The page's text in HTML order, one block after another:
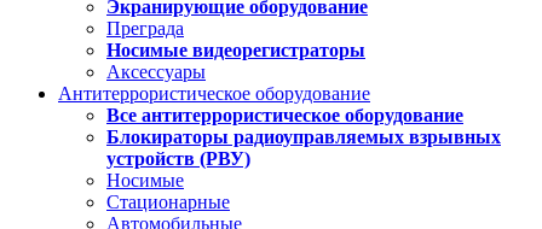
Экранирующие оборудование
Преграда
Носимые видеорегистраторы
Аксессуары
Антитеррористическое оборудование
Все антитеррористическое оборудование
Блокираторы радиоуправляемых взрывных
устройств (РВУ)
Носимые
Стационарные
Автомобильные